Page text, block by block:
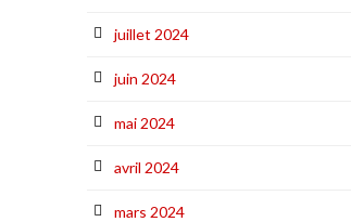
juillet 2024
juin 2024
mai 2024
avril 2024
mars 2024